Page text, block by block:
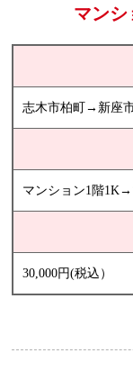
マンシ
志木市柏町→新座
マンション1階
30,000円(税込）